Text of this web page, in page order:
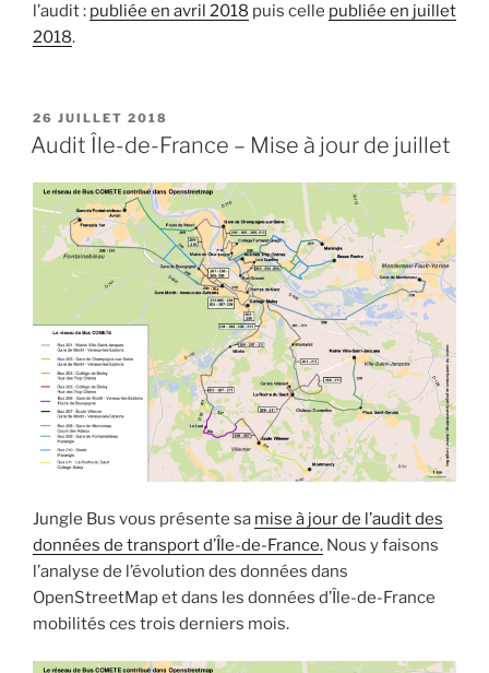
l’audit : publiée en avril 2018 puis celle publiée en juillet
2018.
PUBLIÉ
LE
26 JUILLET 2018
Audit Île-de-France – Mise à jour de juillet
Jungle Bus vous présente sa mise à jour de l’audit des
données de transport d’Île-de-France. Nous y faisons
l’analyse de l’évolution des données dans
OpenStreetMap et dans les données d’Île-de-France
mobilités ces trois derniers mois.